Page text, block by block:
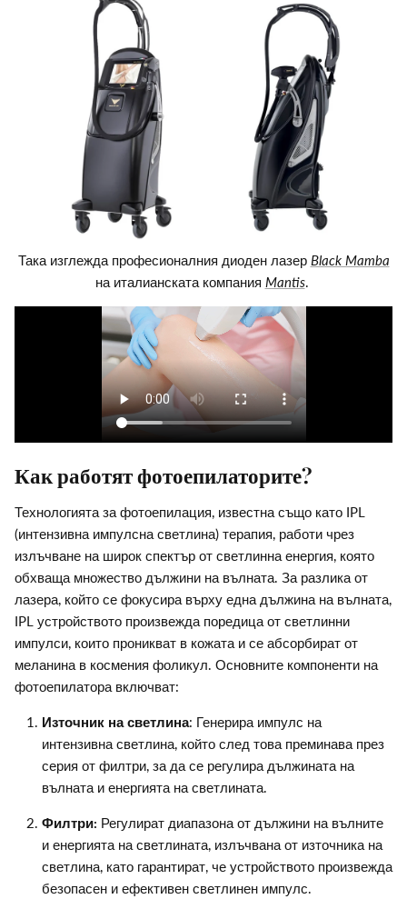
Така изглежда професионалния диоден лазер Black Mamba
на италианската компания Mantis.
Как работят фотоепилаторите?
Технологията за фотоепилация, известна също като IPL
(интензивна импулсна светлина) терапия, работи чрез
излъчване на широк спектър от светлинна енергия, която
обхваща множество дължини на вълната. За разлика от
лазера, който се фокусира върху една дължина на вълната,
IPL устройството произвежда поредица от светлинни
импулси, които проникват в кожата и се абсорбират от
меланина в космения фоликул. Основните компоненти на
фотоепилатора включват:
Източник на светлина: Генерира импулс на
интензивна светлина, който след това преминава през
серия от филтри, за да се регулира дължината на
вълната и енергията на светлината.
Филтри: Регулират диапазона от дължини на вълните
и енергията на светлината, излъчвана от източника на
светлина, като гарантират, че устройството произвежда
безопасен и ефективен светлинен импулс.